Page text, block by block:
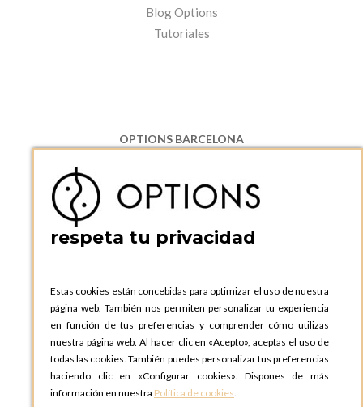
Blog Options
Tutoriales
OPTIONS BARCELONA
08130 Santa Perpetua de Moguda, Barcelona
ESPAñA
Teléfono:
+34 935 724 041
OPTIONS BARCELONA SHOWROOM
ESPAñA
Teléfono:+34 935 724 041
OPTIONS MADRID
C. Lucio Emilio Cándido, 6,
28803 Alcalá de Henares, Madrid
ESPAñA
respeta tu privacidad
Estas cookies están concebidas para optimizar el uso de nuestra
página web. También nos permiten personalizar tu experiencia
en función de tus preferencias y comprender cómo utilizas
nuestra página web. Al hacer clic en «Acepto», aceptas el uso de
todas las cookies. También puedes personalizar tus preferencias
haciendo clic en «Configurar cookies». Dispones de más
información en nuestra Política de cookies.